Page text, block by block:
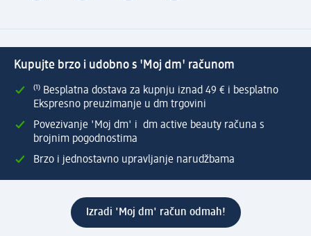
Kupujte brzo i udobno s 'Moj dm' računom
⁽¹⁾ Besplatna dostava za kupnju iznad 49 € i besplatno
Ekspresno preuzimanje u dm trgovini
Povezivanje 'Moj dm' i dm active beauty računa s
brojnim pogodnostima
Brzo i jednostavno upravljanje narudžbama
Izradi 'Moj dm' račun odmah!